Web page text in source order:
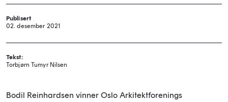
Publisert
02. desember 2021
Tekst:
Torbjørn Tumyr Nilsen
Bodil Reinhardsen vinner Oslo Arkitektforenings